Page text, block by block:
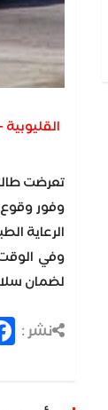
تعرضت
وفور وقوع
الرعاية
وفي الوقت
لضمان
نشر :